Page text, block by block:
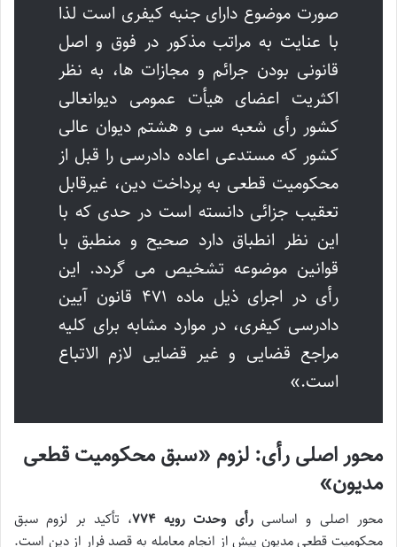
صورت موضوع دارای جنبه کیفری است لذا
با عنایت به مراتب مذکور در فوق و اصل
قانونی بودن جرائم و مجازات ها، به نظر
اکثریت اعضای هیأت عمومی دیوانعالی
کشور رأی شعبه سی و هشتم دیوان عالی
کشور که مستدعی اعاده دادرسی را قبل از
محکومیت قطعی به پرداخت دین، غیرقابل
تعقیب جزائی دانسته است در حدی که با
این نظر انطباق دارد صحیح و منطبق با
قوانین موضوعه تشخیص می گردد. این
رأی در اجرای ذیل ماده ۴۷۱ قانون آیین
دادرسی کیفری، در موارد مشابه برای کلیه
مراجع قضایی و غیر قضایی لازم الاتباع
است.»
محور اصلی رأی: لزوم «سبق محکومیت قطعی
مدیون»
محور اصلی و اساسیرأی وحدت رویه ۷۷۴ ، تأکید بر لزوم سبق
محکومیت قطعی مدیون پیش از انجام معامله به قصد فرار از دین است.